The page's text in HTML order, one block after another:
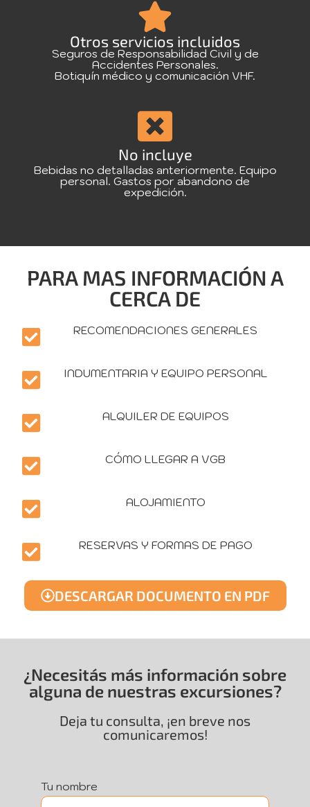
Otros servicios incluidos
Seguros de Responsabilidad Civil y de
Accidentes Personales.
Botiquín médico y comunicación VHF.
No incluye
Bebidas no detalladas anteriormente. Equipo
personal. Gastos por abandono de
expedición.
PARA MAS INFORMACIÓN A
CERCA DE
RECOMENDACIONES GENERALES
INDUMENTARIA Y EQUIPO PERSONAL
ALQUILER DE EQUIPOS
CÓMO LLEGAR A VGB
ALOJAMIENTO
RESERVAS Y FORMAS DE PAGO
DESCARGAR DOCUMENTO EN PDF
¿Necesitás más información sobre
alguna de nuestras excursiones?
Deja tu consulta, ¡en breve nos
comunicaremos!
Tu nombre